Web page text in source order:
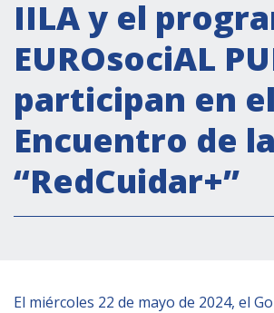
Secretaría Cultural
Secretaría Socioeconómica
Secretaría Técnico-científica
Forum Pymes
Conferencia Italia- América
Red para la promoción de la
género
IILA y el
EUROsociAL
participan en el
Encuentro de la
“RedCuidar+”
El miércoles 22 de mayo de 2024, el